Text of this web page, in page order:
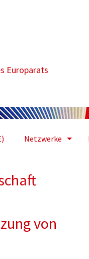
Europarats
Netzwerke
von